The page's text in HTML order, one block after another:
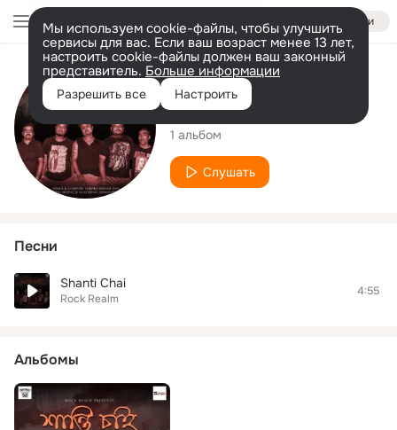
Войти
Мы используем cookie-файлы, чтобы улучшить
сервисы для вас. Если ваш возраст менее 13 лет,
настроить cookie-файлы должен ваш законный
представитель. Больше информации
Разрешить все Настроить
Исполнитель
Rock Realm
1 альбом
Слушать
Песни
Shanti Chai
Rock Realm
4:55
Альбомы